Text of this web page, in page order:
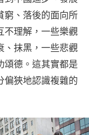
窮、落後的面向所
不理解，一些樂觀
、抹黑，一些悲觀
頌德。這其實都是
偏狹地認識複雜的